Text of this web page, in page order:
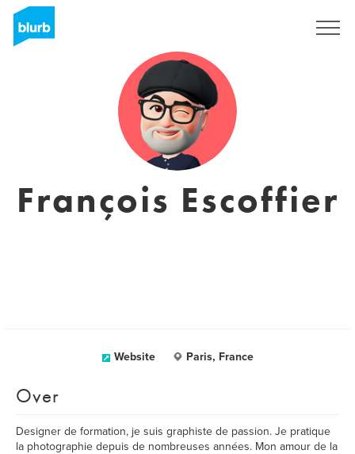
François Escoffier
Website Paris, France
Over
Designer de formation, je suis graphiste de passion. Je pratique
la photographie depuis de nombreuses années. Mon amour de la